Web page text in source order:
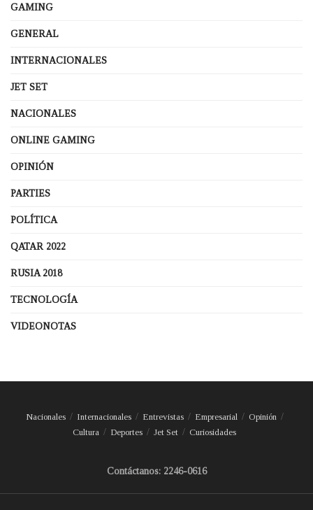
GAMING
GENERAL
INTERNACIONALES
JET SET
NACIONALES
ONLINE GAMING
OPINIÓN
PARTIES
POLÍTICA
QATAR 2022
RUSIA 2018
TECNOLOGÍA
VIDEONOTAS
Nacionales Internacionales Entrevistas Empresarial
Opinión
Cultura
Deportes Jet Set Curiosidades
Contáctanos: 2246-0616